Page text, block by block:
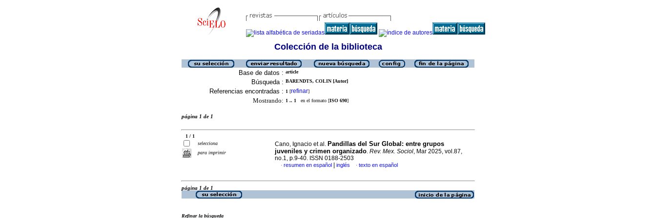
Colección de la biblioteca
Base de datos : article
Búsqueda : BARENDTS, COLIN [Autor]
Referencias encontradas : 1 [refinar]
Mostrando: 1 .. 1 en el formato [ISO 690]
página 1 de 1
1 / 1
selecciona
para imprimir
Cano, Ignacio et al. Pandillas del Sur Global: entre grupos
juveniles y crimen organizado. Rev. Mex. Sociol, Mar 2025, vol.87,
no.1, p.9-40. ISSN 0188-2503
· resumen en español inglés · texto en español
página 1 de 1
Refinar la búsqueda